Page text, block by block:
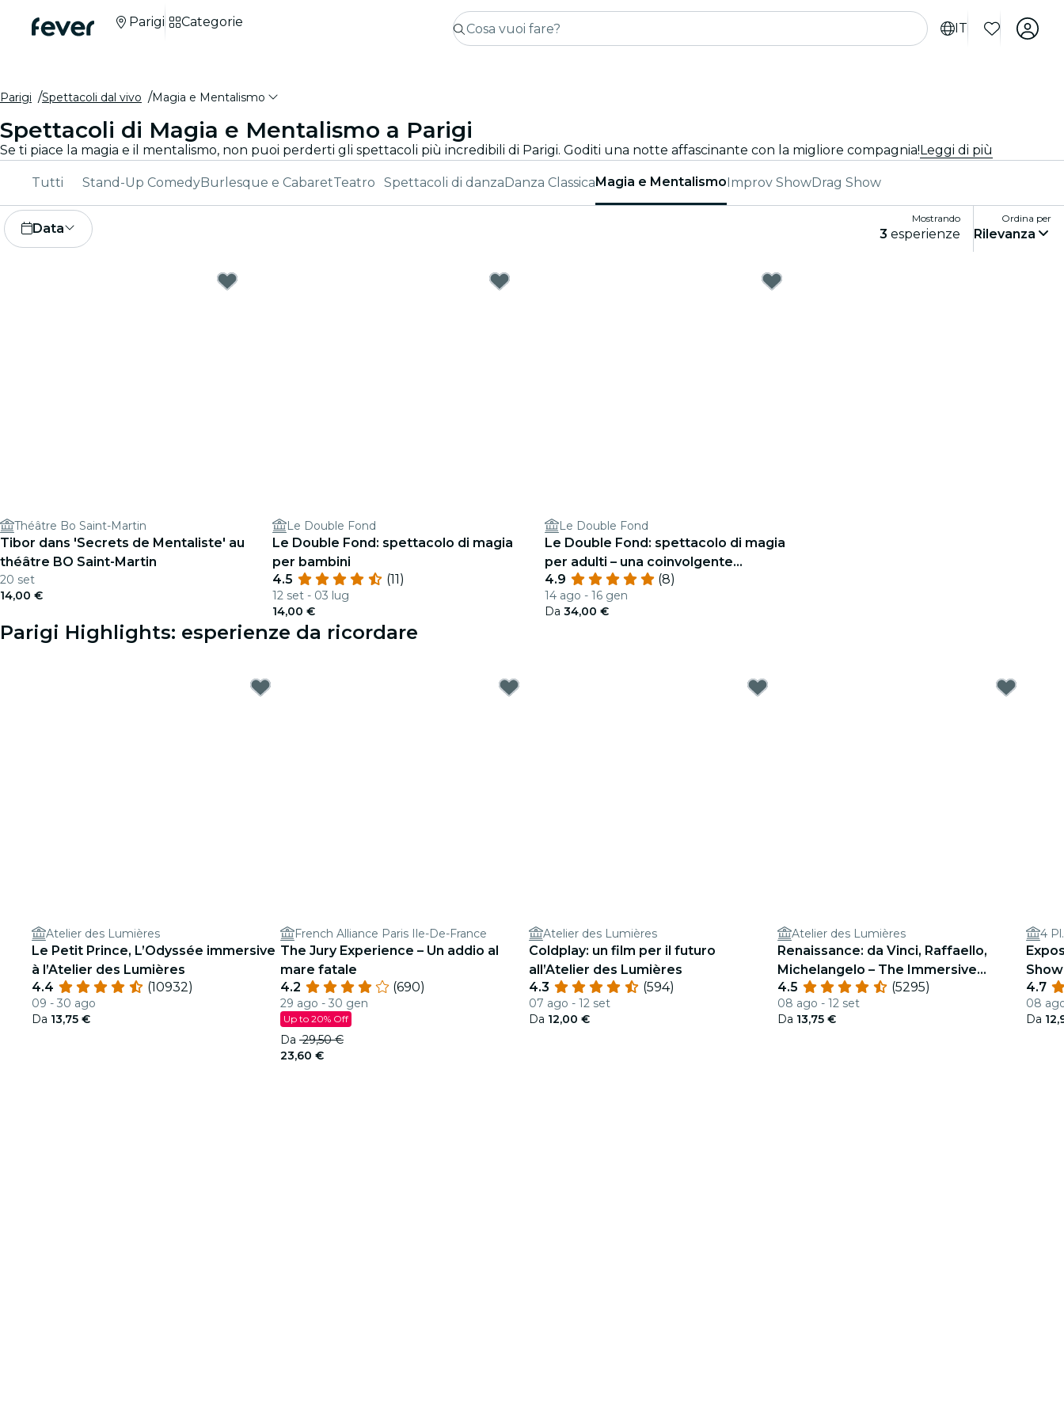
IT
Parigi Categorie
Parigi Spettacoli dal vivo Magia e Mentalismo
Spettacoli di Magia e Mentalismo a Parigi
Se ti piace la magia e il mentalismo, non puoi perderti gli spettacoli più incredibili di Parigi. Goditi una notte affascinante con la migliore compagnia!Leggi di più
Tutti Stand-Up ComedyBurlesque e CabaretTeatro Spettacoli di danzaDanza ClassicaMagia e MentalismoImprov ShowDrag Show
Data
Mostrando
3 esperienze
Ordina per
Rilevanza
Théâtre Bo Saint-Martin
Tibor dans 'Secrets de Mentaliste' au
théâtre BO Saint-Martin
20 set
14,00 €
Le Double Fond
Le Double Fond: spettacolo di magia
per bambini
4.5
(11)
12 set - 03 lug
14,00 €
Le Double Fond
Le Double Fond: spettacolo di magia
per adulti – una coinvolgente
esperienza di teatro magico
4.9 (8)
14 ago - 16 gen
Da 34,00 €
Parigi Highlights: esperienze da ricordare
Atelier des Lumières
Le Petit Prince, L’Odyssée immersive
à l’Atelier des Lumières
4.4
(10932)
09 - 30 ago
Da 13,75 €
French Alliance Paris Ile-De-France
The Jury Experience – Un addio al
mare fatale
4.2
(690)
29 ago - 30 gen
Up to 20% Off
Da 29,50 €
23,60 €
Atelier des Lumières
Coldplay: un film per il futuro
all’Atelier des Lumières
4.3
(594)
07 ago - 12 set
Da 12,00 €
Atelier des Lumières
Renaissance: da Vinci, Raffaello,
Michelangelo – The Immersive
Experience at Atelier des Lumières
4.5 (5295)
08 ago - 12 set
Da 13,75 €
4
Show
4.7
08
Da